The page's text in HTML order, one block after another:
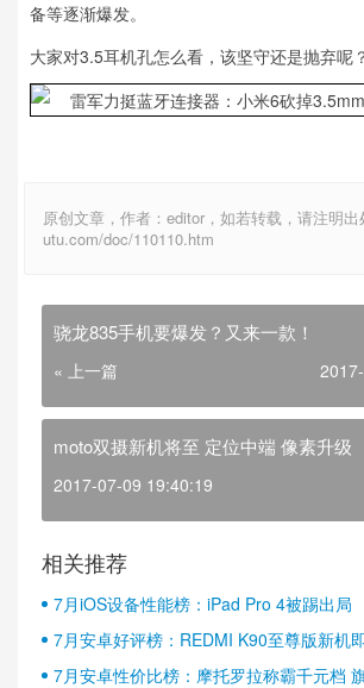
备等逐渐爆发。
大家对3.5耳机孔怎么看，该坚守还是抛弃呢
原创文章，作者：editor，如若转载，请注明
utu.com/doc/110110.htm
骁龙835手机要爆发？又来一款！
« 上一篇
moto双摄新机将至 定位中端 像素升级
2017-07-09 19:40:19
相关推荐
7月iOS设备性能榜：iPad Pro 4被踢出局
7月安卓好评榜：REDMI K90至尊版新机
半壁江山
7月安卓性价比榜：摩托罗拉称霸千元档